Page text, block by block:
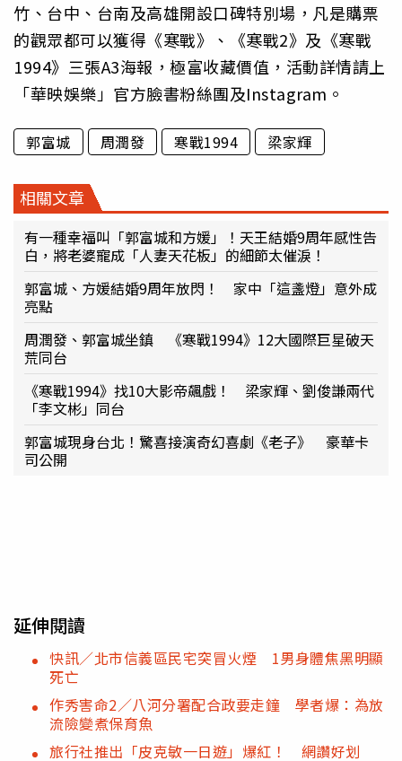
竹、台中、台南及高雄開設口碑特別場，凡是購票
的觀眾都可以獲得《寒戰》、《寒戰2》及《寒戰
1994》三張A3海報，極富收藏價值，活動詳情請上
「華映娛樂」官方臉書粉絲團及Instagram。
郭富城 周潤發 寒戰1994 梁家輝
相關文章
有一種幸福叫「郭富城和方媛」！天王結婚9周年感性告
白，將老婆寵成「人妻天花板」的細節太催淚！
郭富城、方媛結婚9周年放閃！ 家中「這盞燈」意外成
亮點
周潤發、郭富城坐鎮 《寒戰1994》12大國際巨星破天
荒同台
《寒戰1994》找10大影帝飆戲！ 梁家輝、劉俊謙兩代
「李文彬」同台
郭富城現身台北！驚喜接演奇幻喜劇《老子》 豪華卡
司公開
延伸閱讀
快訊／北市信義區民宅突冒火煙 1男身體焦黑明顯
死亡
作秀害命2／八河分署配合政要走鐘 學者爆：為放
流險變煮保育魚
旅行社推出「皮克敏一日遊」爆紅！ 網讚好划